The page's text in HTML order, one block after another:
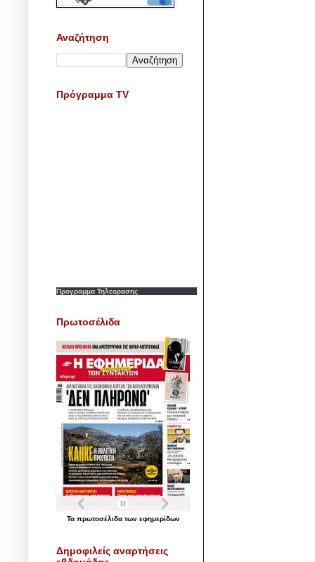
Αναζήτηση
Πρόγραμμα TV
Προγραμμα Τηλεορασης
Πρωτοσέλιδα
Τα πρωτοσέλιδα των εφημερίδων
Δημοφιλείς αναρτήσεις